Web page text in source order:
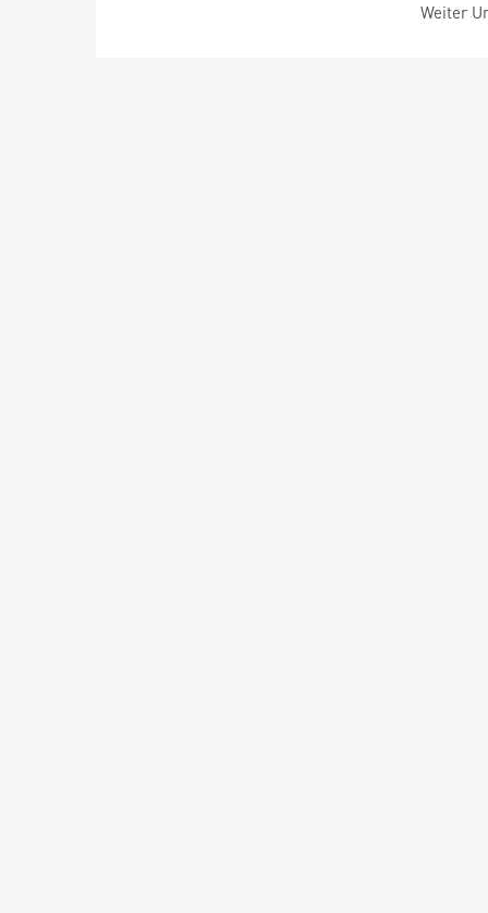
Weiter